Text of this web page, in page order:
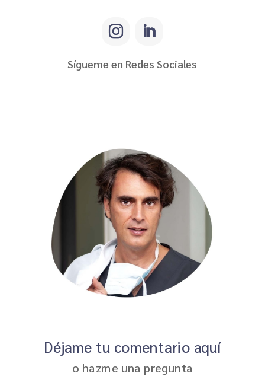
Sígueme en Redes Sociales
Déjame tu comentario aquí
o hazme una pregunta